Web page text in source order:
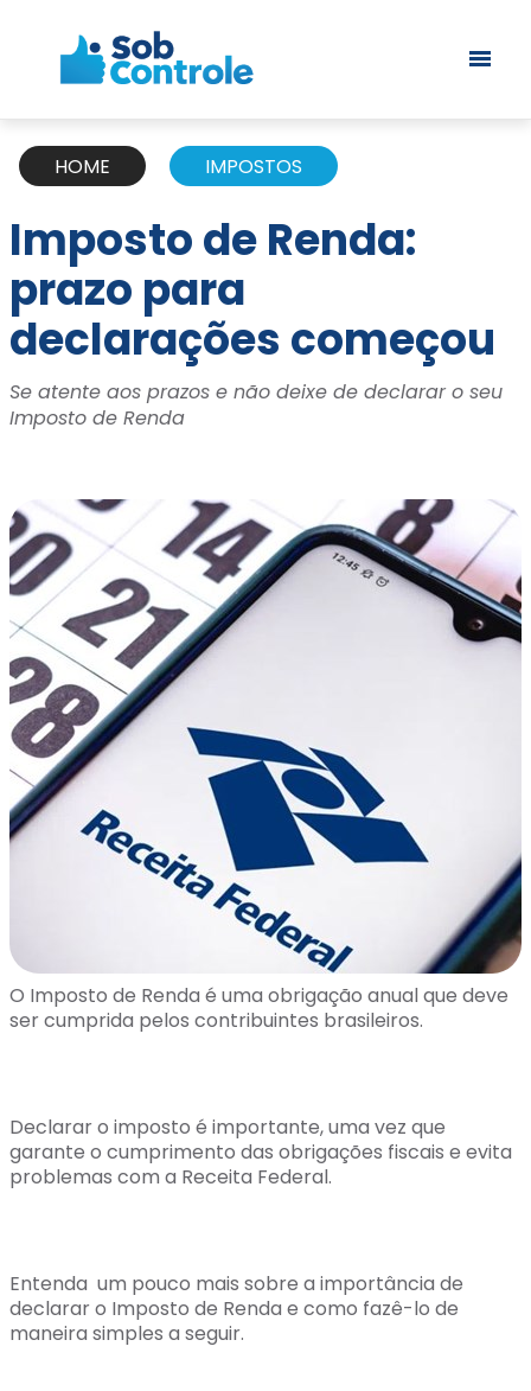
HOME IMPOSTOS
Imposto de Renda:
prazo para
declarações começou
Se atente aos prazos e não deixe de declarar o seu
Imposto de Renda
O Imposto de Renda é uma obrigação anual que deve
ser cumprida pelos contribuintes brasileiros.
Declarar o imposto é importante, uma vez que
garante o cumprimento das obrigações fiscais e evita
problemas com a Receita Federal.
Entenda um pouco mais sobre a importância de
declarar o Imposto de Renda e como fazê-lo de
maneira simples a seguir.